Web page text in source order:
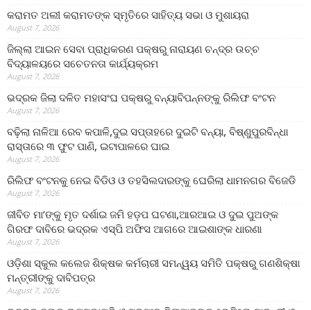
କରାମତ ଅଲୀ କରାମତଙ୍କ ସ୍ମୃତିରେ ସାହିତ୍ୟ ସଭା ଓ ମୁଶାୟରା
August 7, 2026
ଜିଲ୍ଲା ଆଇନ ସେବା ପ୍ରାଧିକରଣ ପକ୍ଷରୁ ନାରାୟଣ ଚନ୍ଦ୍ର ଉଚ୍ଚ
ବିଦ୍ୟାଳୟରେ ସଚେତନତା କାର୍ଯ୍ୟକ୍ରମ
August 7, 2026
ଭଦ୍ରକ ଜିଲା ଦଳିତ ମହାସଂଘ ପକ୍ଷରୁ ବନ୍ୟାବିପନ୍ନଙ୍କୁ ରିଲିଫ ବଂଟନ
August 7, 2026
ବଢ଼ିଲା ନାଳିଆ ରେବ କପାଳି,ଦୁଇ ସପ୍ତାହରେ ଦୁଇଟି ବନ୍ୟା, ବିଷ୍ଣୁପୁରବିନ୍ଧା
ରାସ୍ତାରେ ୩ ଫୁଟ ପାଣି, ଇଟାପାଳରେ ଘାଇ
August 7, 2026
ରିଲିଫ ବଂଟନକୁ ନେଇ ବିଡିଓ ଓ ତହସିଲଦାରଙ୍କୁ ଘେରିଲା ଧାମନଗର ବିଜେଡି
August 7, 2026
ଜୀବିତ ମା’ଙ୍କୁ ମୃତ ଦର୍ଶାଇ ଜମି ହଡ଼ପ ଘଟଣା,ଆରଆଇ ଓ ଦୁଇ ପୁଅଙ୍କ
ଗିରଫ ଦାବିରେ ଭଦ୍ରକ ଏସ୍‌ପି ଅଫିସ ଆଗରେ ଆଇଶାଙ୍କ ଧାରଣା
August 7, 2026
ଓଡ଼ିଶା ସ୍କୁଲ କଲେଜ ଶିକ୍ଷକ କର୍ମଚାରୀ ସମନ୍ୱୟ ସମିତି ପକ୍ଷରୁ ଗଣଶିକ୍ଷା
ମନ୍ତ୍ରୀଙ୍କୁ ଦାବିପତ୍ର
August 7, 2026